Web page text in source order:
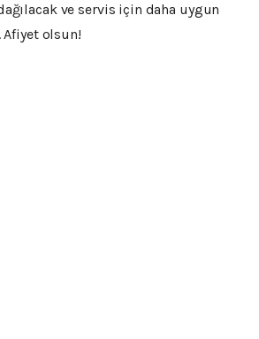
ve servis için daha uygun
olsun!